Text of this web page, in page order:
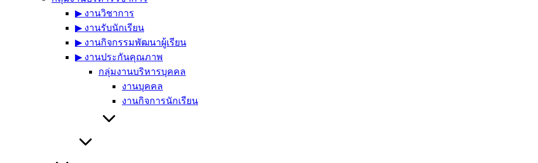
▶︎ งานวิชาการ
▶︎ งานรับนักเรียน
▶︎ งานกิจกรรมพัฒนาผู้เรียน
▶︎ งานประกันคุณภาพ
กลุ่มงานบริหารบุคคล
งานบุคคล
งานกิจการนักเรียน